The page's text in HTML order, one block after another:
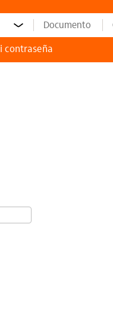
Número de
contraseña